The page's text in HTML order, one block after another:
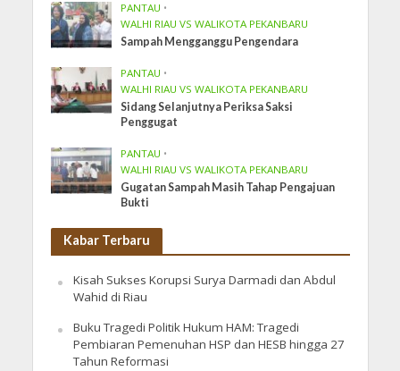
PANTAU •
WALHI RIAU VS WALIKOTA PEKANBARU
Sampah Mengganggu Pengendara
PANTAU •
WALHI RIAU VS WALIKOTA PEKANBARU
Sidang Selanjutnya Periksa Saksi
Penggugat
PANTAU •
WALHI RIAU VS WALIKOTA PEKANBARU
Gugatan Sampah Masih Tahap Pengajuan
Bukti
Kabar Terbaru
Kisah Sukses Korupsi Surya Darmadi dan Abdul
Wahid di Riau
Buku Tragedi Politik Hukum HAM: Tragedi
Pembiaran Pemenuhan HSP dan HESB hingga 27
Tahun Reformasi